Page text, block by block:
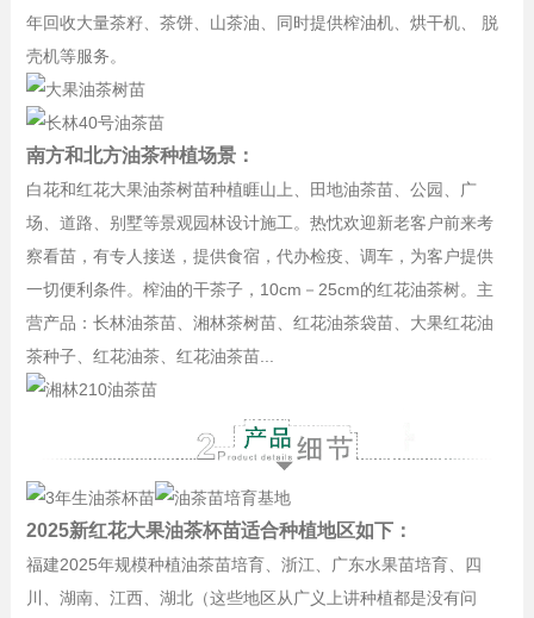
年回收大量茶籽、茶饼、山茶油、同时提供榨油机、烘干机、 脱
壳机等服务。
南方和北方油茶种植场景：
白花和红花大果油茶树苗种植睚山上、田地油茶苗、公园、广
场、道路、别墅等景观园林设计施工。热忱欢迎新老客户前来考
察看苗，有专人接送，提供食宿，代办检疫、调车，为客户提供
一切便利条件。榨油的干茶子，10cm－25cm的红花油茶树。主
营产品：长林油茶苗、湘林茶树苗、红花油茶袋苗、大果红花油
茶种子、红花油茶、红花油茶苗...
2025新红花大果油茶杯苗适合种植地区如下：
福建2025年规模种植油茶苗培育、浙江、广东水果苗培育、四
川、湖南、江西、湖北（这些地区从广义上讲种植都是没有问